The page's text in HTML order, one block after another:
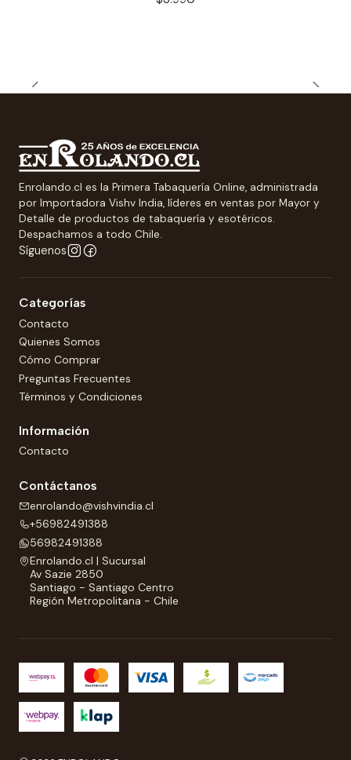
Enrolando.cl es la Primera Tabaquería Online, administrada
por Importadora Vishv India, líderes en ventas por Mayor y
Detalle de productos de tabaquería y esotéricos.
Despachamos a todo Chile.
Síguenos
Categorías
Contacto
Quienes Somos
Cómo Comprar
Preguntas Frecuentes
Términos y Condiciones
Información
Contacto
Contáctanos
enrolando@vishvindia.cl
+56982491388
56982491388
Enrolando.cl | Sucursal
Av Sazie 2850
Santiago - Santiago Centro
Región Metropolitana - Chile